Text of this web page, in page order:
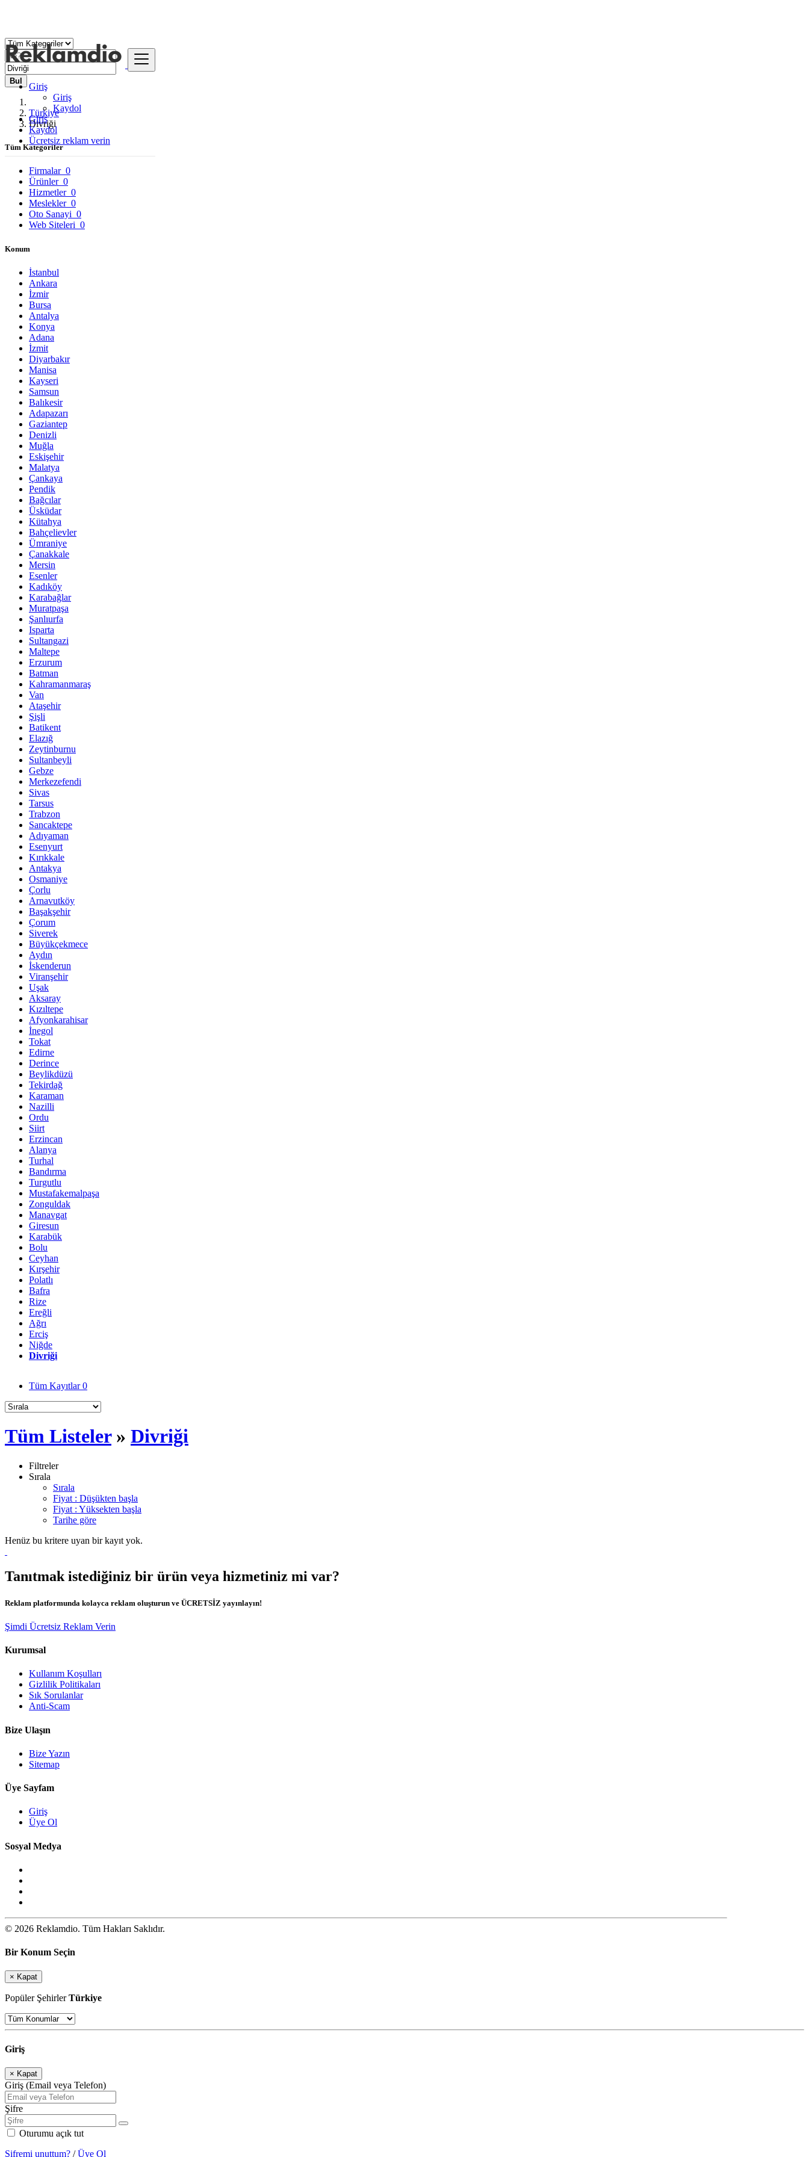
Giriş
Giriş
Kaydol
Giriş
Kaydol
Ücretsiz reklam verin
Bul
Türkiye
Divriği
Tüm Kategoriler
Firmalar 0
Ürünler 0
Hizmetler 0
Meslekler 0
Oto Sanayi 0
Web Siteleri 0
Konum
İstanbul
Ankara
İzmir
Bursa
Antalya
Konya
Adana
İzmit
Diyarbakır
Manisa
Kayseri
Samsun
Balıkesir
Adapazarı
Gaziantep
Denizli
Muğla
Eskişehir
Malatya
Çankaya
Pendik
Bağcılar
Üsküdar
Kütahya
Bahçelievler
Ümraniye
Çanakkale
Mersin
Esenler
Kadıköy
Karabağlar
Muratpaşa
Şanlıurfa
Isparta
Sultangazi
Maltepe
Erzurum
Batman
Kahramanmaraş
Van
Ataşehir
Şişli
Batikent
Elazığ
Zeytinburnu
Sultanbeyli
Gebze
Merkezefendi
Sivas
Tarsus
Trabzon
Sancaktepe
Adıyaman
Esenyurt
Kırıkkale
Antakya
Osmaniye
Çorlu
Arnavutköy
Başakşehir
Çorum
Siverek
Büyükçekmece
Aydın
İskenderun
Viranşehir
Uşak
Aksaray
Kızıltepe
Afyonkarahisar
İnegol
Tokat
Edirne
Derince
Beylikdüzü
Tekirdağ
Karaman
Nazilli
Ordu
Siirt
Erzincan
Alanya
Turhal
Bandırma
Turgutlu
Mustafakemalpaşa
Zonguldak
Manavgat
Giresun
Karabük
Bolu
Ceyhan
Kırşehir
Polatlı
Bafra
Rize
Ereğli
Ağrı
Erciş
Niğde
Divriği
Tüm Kayıtlar0
Tüm Listeler» Divriği
Filtreler
Sırala
Sırala
Fiyat : Düşükten başla
Fiyat : Yüksekten başla
Tarihe göre
Henüz bu kritere uyan bir kayıt yok.
Tanıtmak istediğiniz bir ürün veya hizmetiniz mi var?
Reklam platformunda kolayca reklam oluşturun ve ÜCRETSİZ yayınlayın!
Şimdi Ücretsiz Reklam Verin
Kurumsal
Kullanım Koşulları
Gizlilik Politikaları
Sık Sorulanlar
Anti-Scam
Bize Ulaşın
Bize Yazın
Sitemap
Üye Sayfam
Giriş
Üye Ol
Sosyal Medya
© 2026 Reklamdio. Tüm Hakları Saklıdır.
Bir Konum Seçin
× Kapat
Popüler ŞehirlerTürkiye
Giriş
× Kapat
Giriş (Email veya Telefon)
Şifre
Oturumu açık tut
Şifremi unuttum? /Üye Ol